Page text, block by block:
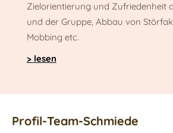
Zielorientierung und Zufriedenheit
und der Gruppe, Abbau von
Mobbing etc.
> lesen
Profil-Team-Schmiede